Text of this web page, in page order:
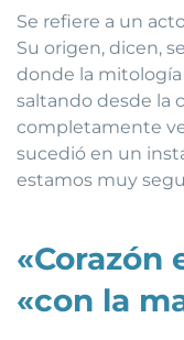
Se refiere a un
Su origen, dicen,
donde la mitología
saltando desde la
completamente
sucedió en un
estamos muy
«Corazón
«con la